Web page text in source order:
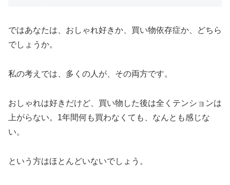
ではあなたは、おしゃれ好きか、買い物依存症か、どちら
でしょうか。
私の考えでは、多くの人が、その両方です。
おしゃれは好きだけど、買い物した後は全くテンションは
上がらない。1年間何も買わなくても、なんとも感じな
い。
という方はほとんどいないでしょう。